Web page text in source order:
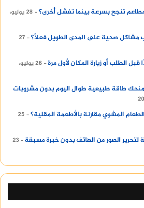
تنجح بسرعة بينما تفشل أخرى؟
28 يوليو،
مشاكل صحية على المدى الطويل فعلًا؟ 27
الطلب أو زيارة المكان لأول مرة
26 يوليو،
طاقة طبيعية طوال اليوم بدون مشروبات
المشوي مقارنة بالأطعمة المقلية؟
25
الصور من الهاتف بدون خبرة مسبقة
23